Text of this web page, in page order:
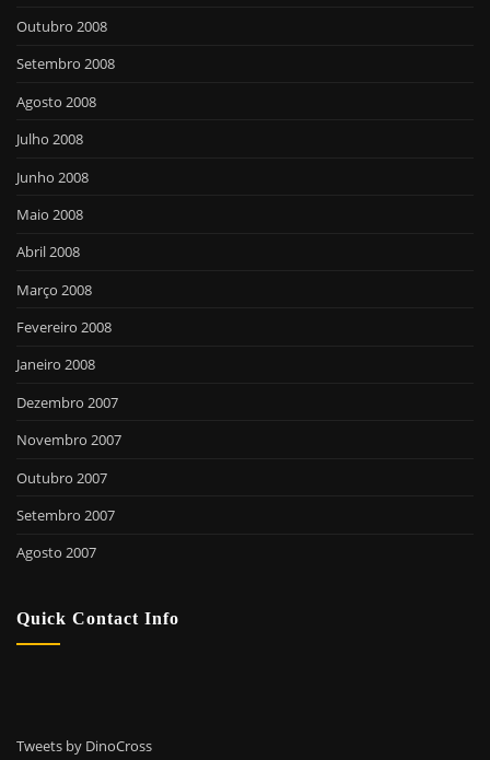
Outubro 2008
Setembro 2008
Agosto 2008
Julho 2008
Junho 2008
Maio 2008
Abril 2008
Março 2008
Fevereiro 2008
Janeiro 2008
Dezembro 2007
Novembro 2007
Outubro 2007
Setembro 2007
Agosto 2007
Quick Contact Info
Tweets by DinoCross